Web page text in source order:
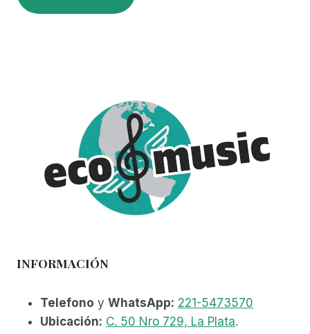
INFORMACIÓN
Telefono y WhatsApp: 221-5473570
Ubicación: C. 50 Nro 729, La Plata.